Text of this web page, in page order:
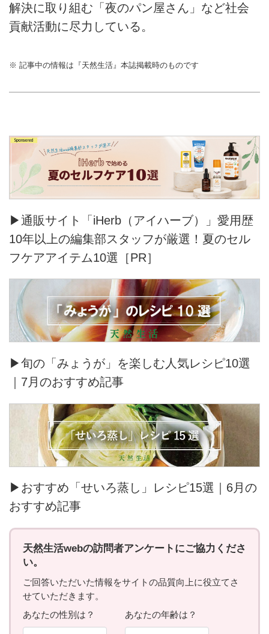
解決に取り組む「夜のパン屋さん」など社会
貢献活動に尽力している。
※ 記事中の情報は『天然生活』本誌掲載時のものです
▶通販サイト「iHerb（アイハーブ）」愛用歴
10年以上の編集部スタッフが厳選！夏のセル
フケアアイテム10選［PR］
▶旬の「みょうが」を楽しむ人気レシピ10選
｜7月のおすすめ記事
▶おすすめ「せいろ蒸し」レシピ15選｜6月の
おすすめ記事